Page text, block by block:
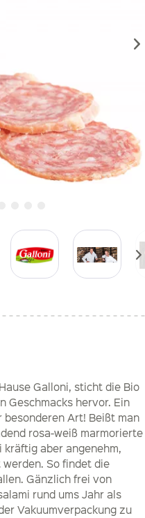
Galloni, sticht die Bio
Geschmacks hervor. Ein
besonderen Art! Beißt man
rosa-weiß marmorierte
kräftig aber angenehm,
So findet die
Gänzlich frei von
rund ums Jahr als
Vakuumverpackung zu